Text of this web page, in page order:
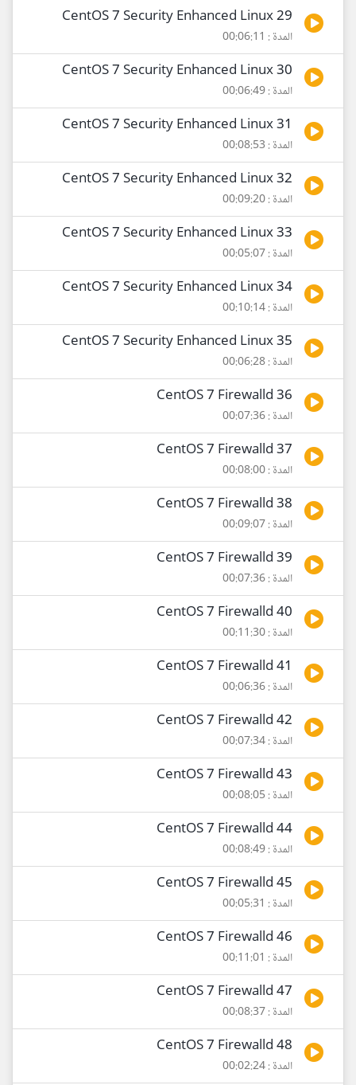
29 CentOS 7 Security Enhanced Linux
المدة : 00:06:11
30 CentOS 7 Security Enhanced Linux
المدة : 00:06:49
31 CentOS 7 Security Enhanced Linux
المدة : 00:08:53
32 CentOS 7 Security Enhanced Linux
المدة : 00:09:20
33 CentOS 7 Security Enhanced Linux
المدة : 00:05:07
34 CentOS 7 Security Enhanced Linux
المدة : 00:10:14
35 CentOS 7 Security Enhanced Linux
المدة : 00:06:28
36 CentOS 7 Firewalld
المدة : 00:07:36
37 CentOS 7 Firewalld
المدة : 00:08:00
38 CentOS 7 Firewalld
المدة : 00:09:07
39 CentOS 7 Firewalld
المدة : 00:07:36
40 CentOS 7 Firewalld
المدة : 00:11:30
41 CentOS 7 Firewalld
المدة : 00:06:36
42 CentOS 7 Firewalld
المدة : 00:07:34
43 CentOS 7 Firewalld
المدة : 00:08:05
44 CentOS 7 Firewalld
المدة : 00:08:49
45 CentOS 7 Firewalld
المدة : 00:05:31
46 CentOS 7 Firewalld
المدة : 00:11:01
47 CentOS 7 Firewalld
المدة : 00:08:37
48 CentOS 7 Firewalld
المدة : 00:02:24